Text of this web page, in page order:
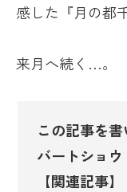
感した『月の都
来月へ続く…。
この記事を
バートショウ
【関連記事】